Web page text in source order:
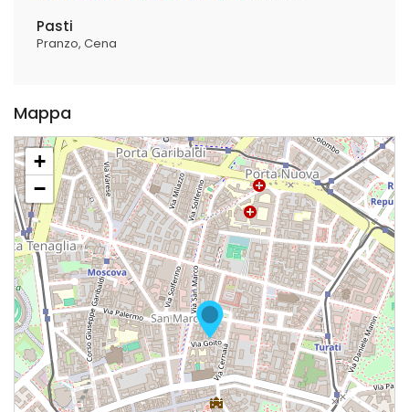
Pasti
Pranzo Cena
Mappa
+
−